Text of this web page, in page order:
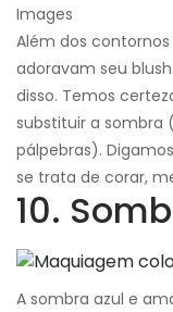
Images
Além dos
adoravam seu
disso. Temos
substituir a sombra
pálpebras).
se trata de corar,
10.
A sombra azul e